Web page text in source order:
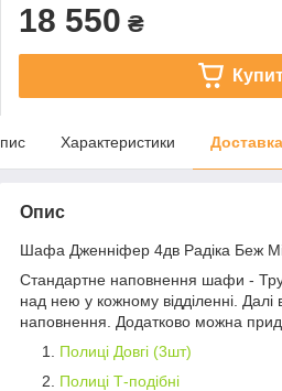
18 550 ₴
Характеристики Доставка
Опис
Шафа Дженніфер 4дв Радіка Беж
Стандартне наповнення шафи -
над нею у кожному відділенні. Далі
наповнення. Додатково можна
Полиці Довгі (3шт)
Полиці Т-подібні